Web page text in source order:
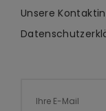
Unsere